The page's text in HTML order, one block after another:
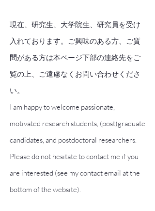
現在、研究生、大学院生、研究員を受け
入れております。ご興味のある方、ご質
問がある方は本ページ下部の連絡先をご
覧の上、ご遠慮なくお問い合わせくださ
い。
I am happy to welcome passionate,
motivated research students, (post)graduate
candidates, and postdoctoral researchers.
Please do not hesitate to contact me if you
are interested (see my contact email at the
bottom of the website).